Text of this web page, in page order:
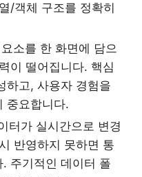
/객체 구조를 정확히
소를 한 화면에 담으
이 떨어집니다. 핵심
하고, 사용자 경험을
중요합니다.
터가 실시간으로 변경
반영하지 못하면 통
주기적인 데이터 폴